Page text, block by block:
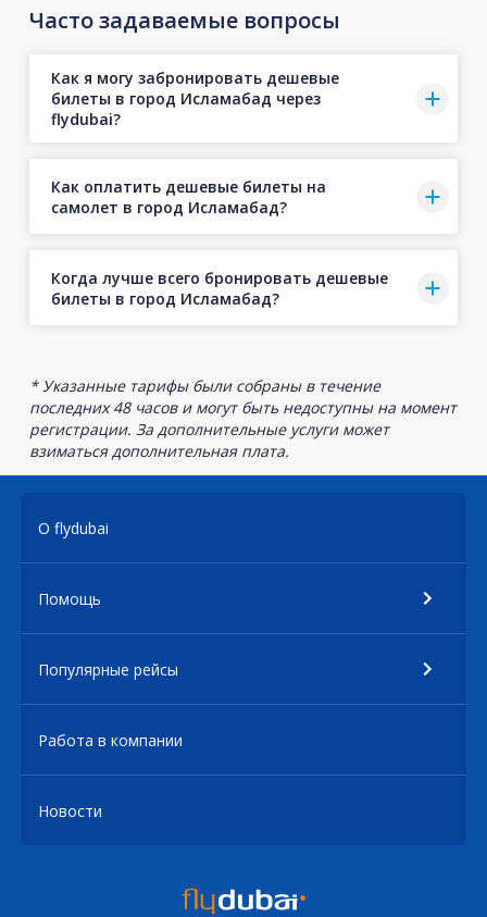
Часто задаваемые вопросы
Как я могу забронировать дешевые
билеты в город Исламабад через
flydubai?
Как оплатить дешевые билеты на
самолет в город Исламабад?
Когда лучше всего бронировать дешевые
билеты в город Исламабад?
* Указанные тарифы были собраны в течение
последних 48 часов и могут быть недоступны на момент
регистрации. За дополнительные услуги может
взиматься дополнительная плата.
О flydubai
Помощь
Популярные рейсы
Работа в компании
Новости